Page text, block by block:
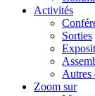
Activités
Sorties
Autres
Zoom sur